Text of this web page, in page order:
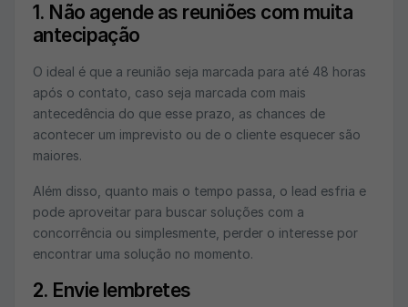
1. Não agende as reuniões com muita
antecipação
O ideal é que a reunião seja marcada para até 48 horas
após o contato, caso seja marcada com mais
antecedência do que esse prazo, as chances de
acontecer um imprevisto ou de o cliente esquecer são
maiores.
Além disso, quanto mais o tempo passa, o lead esfria e
pode aproveitar para buscar soluções com a
concorrência ou simplesmente, perder o interesse por
encontrar uma solução no momento.
2. Envie lembretes